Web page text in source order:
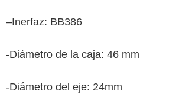
–Inerfaz: BB386
-Diámetro de la caja: 46 mm
-Diámetro del eje: 24mm